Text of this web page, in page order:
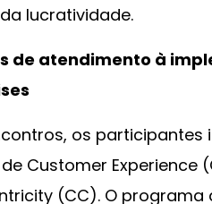
lucratividade.
de atendimento à
os participantes
Customer Experience
(CC). O